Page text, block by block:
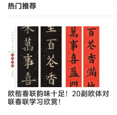
热门推荐
欧楷春联韵味十足！20副欧体对
联春联学习欣赏！